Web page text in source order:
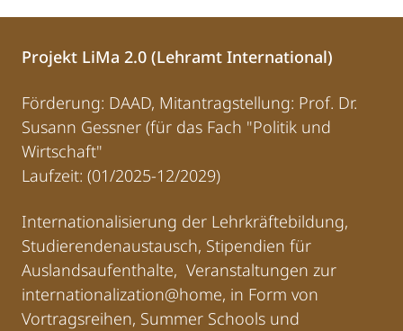
Projekt LiMa 2.0 (Lehramt International)
Förderung: DAAD, Mitantragstellung: Prof. Dr.
Susann Gessner (für das Fach "Politik und
Wirtschaft"
Laufzeit: (01/2025-12/2029)
Internationalisierung der Lehrkräftebildung,
Studierendenaustausch, Stipendien für
Auslandsaufenthalte, Veranstaltungen zur
internationalization@home, in Form von
Vortragsreihen, Summer Schools und